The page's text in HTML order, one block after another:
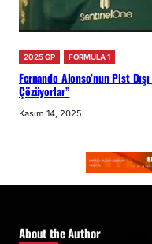
2025 GP FORMULA 1
Fernando Alonso’nun Pist
Çözüyorlar”
Kasım 14, 2025
About the Author